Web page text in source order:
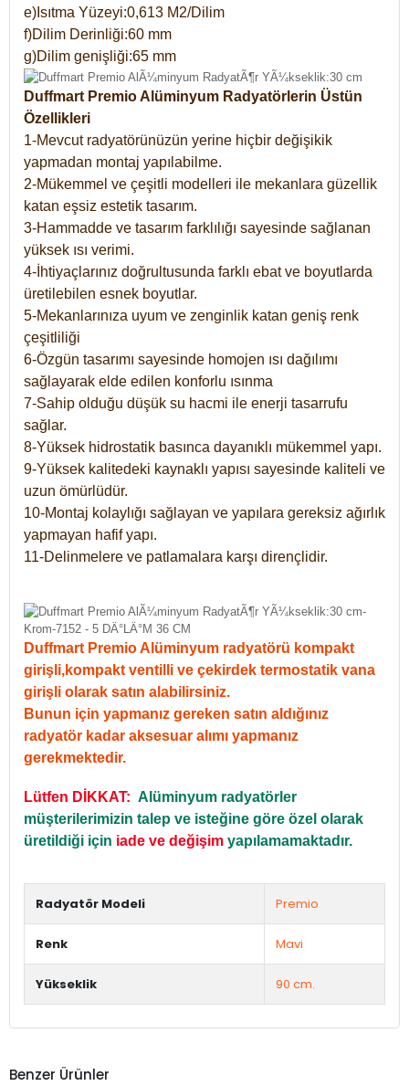
e)Isıtma Yüzeyi:0,613 M2/Dilim
f)Dilim Derinliği:60 mm
g)Dilim genişliği:65 mm
Duffmart Premio Alüminyum Radyatörlerin Üstün
Özellikleri
1-Mevcut radyatörünüzün yerine hiçbir değişikik
yapmadan montaj yapılabilme.
2-Mükemmel ve çeşitli modelleri ile mekanlara güzellik
katan eşsiz estetik tasarım.
3-Hammadde ve tasarım farklılığı sayesinde sağlanan
yüksek ısı verimi.
4-İhtiyaçlarınız doğrultusunda farklı ebat ve boyutlarda
üretilebilen esnek boyutlar.
5-Mekanlarınıza uyum ve zenginlik katan geniş renk
çeşitliliği
6-Özgün tasarımı sayesinde homojen ısı dağılımı
sağlayarak elde edilen konforlu ısınma
7-Sahip olduğu düşük su hacmi ile enerji tasarrufu
sağlar.
8-Yüksek hidrostatik basınca dayanıklı mükemmel yapı.
9-Yüksek kalitedeki kaynaklı yapısı sayesinde kaliteli ve
uzun ömürlüdür.
10-Montaj kolaylığı sağlayan ve yapılara gereksiz ağırlık
yapmayan hafif yapı.
11-Delinmelere ve patlamalara karşı dirençlidir.
Duffmart Premio Alüminyum radyatörü kompakt
girişli,kompakt ventilli ve çekirdek termostatik vana
girişli olarak satın alabilirsiniz.
Bunun için yapmanız gereken satın aldığınız
radyatör kadar aksesuar alımı yapmanız
gerekmektedir.
Lütfen DİKKAT: Alüminyum radyatörler
müşterilerimizin talep ve isteğine göre özel olarak
üretildiği için iade ve değişim yapılamamaktadır.
Radyatör Modeli Premio
Renk Mavi
Yükseklik 90 cm.
Benzer Ürünler